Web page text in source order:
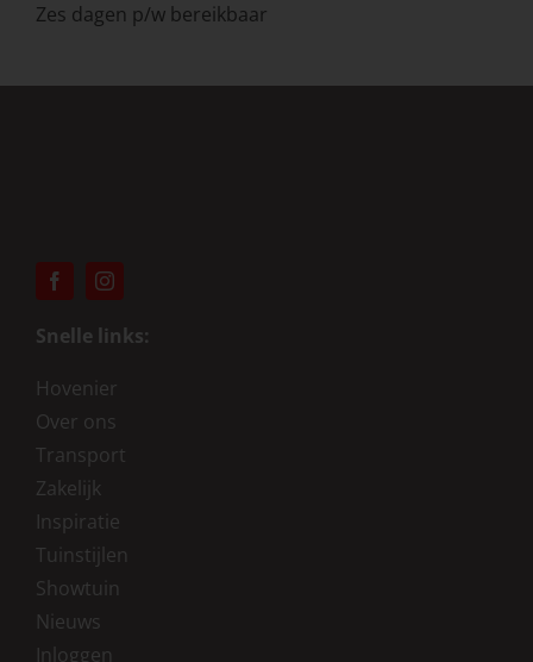
Zes dagen p/w bereikbaar
Snelle links:
Hovenier
Over ons
Transport
Zakelijk
Inspiratie
Tuinstijlen
Showtuin
Nieuws
Inloggen